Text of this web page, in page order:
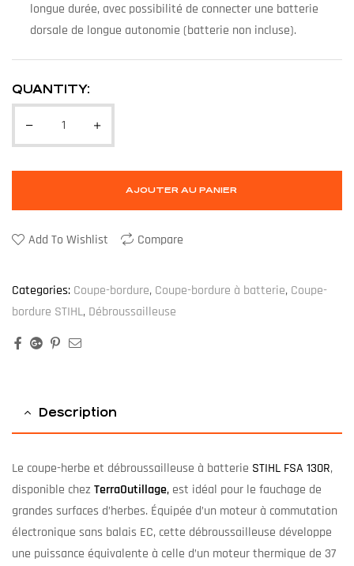
longue durée, avec possibilité de connecter une batterie
dorsale de longue autonomie (batterie non incluse).
QUANTITY:
AJOUTER AU PANIER
Add To Wishlist Compare
Categories: Coupe-bordure, Coupe-bordure à batterie, Coupe-
bordure STIHL, Débroussailleuse
Facebook
Google+Pinterest
Description
Le coupe-herbe et débroussailleuse à batterie STIHL FSA 130R,
disponible chez TerraOutillage, est idéal pour le fauchage de
grandes surfaces d’herbes. Équipée d’un moteur à commutation
électronique sans balais EC, cette débroussailleuse développe
une puissance équivalente à celle d’un moteur thermique de 37